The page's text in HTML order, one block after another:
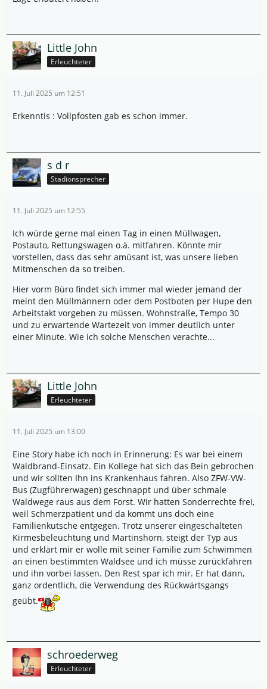
Little John
Erleuchteter
11. Juli 2025 um 12:51
Erkenntis : Vollpfosten gab es schon immer.
s d r
Stadionsprecher
11. Juli 2025 um 12:55
Ich würde gerne mal einen Tag in einen Müllwagen,
Postauto, Rettungswagen o.ä. mitfahren. Könnte mir
vorstellen, dass das sehr amüsant ist, was unsere lieben
Mitmenschen da so treiben.
Hier vorm Büro findet sich immer mal wieder jemand der
meint den Müllmännern oder dem Postboten per Hupe den
Arbeitstakt vorgeben zu müssen. Wohnstraße, Tempo 30
und zu erwartende Wartezeit von immer deutlich unter
einer Minute. Wie ich solche Menschen verachte...
Little John
Erleuchteter
11. Juli 2025 um 13:00
Eine Story habe ich noch in Erinnerung: Es war bei einem
Waldbrand-Einsatz. Ein Kollege hat sich das Bein gebrochen
und wir sollten Ihn ins Krankenhaus fahren. Also ZFW-VW-
Bus (Zugführerwagen) geschnappt und über schmale
Waldwege raus aus dem Forst. Wir hatten Sonderrechte frei,
weil Schmerzpatient und da kommt uns doch eine
Familienkutsche entgegen. Trotz unserer eingeschalteten
Kirmesbeleuchtung und Martinshorn, steigt der Typ aus
und erklärt mir er wolle mit seiner Familie zum Schwimmen
an einen bestimmten Waldsee und ich müsse zurückfahren
und ihn vorbei lassen. Den Rest spar ich mir. Er hat dann,
ganz ordentlich, die Verwendung des Rückwärtsgangs
geübt.
schroederweg
Erleuchteter